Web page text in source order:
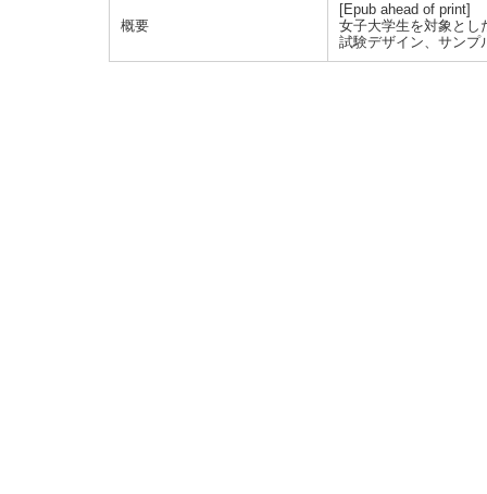
概要
[Epub ahead of print]
女子大学生を対象とし
試験デザイン、サンプ